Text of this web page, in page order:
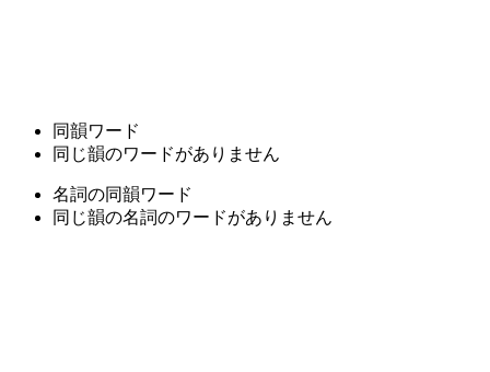
同韻ワード
同じ韻のワードがありません
名詞の同韻ワード
同じ韻の名詞のワードがありません